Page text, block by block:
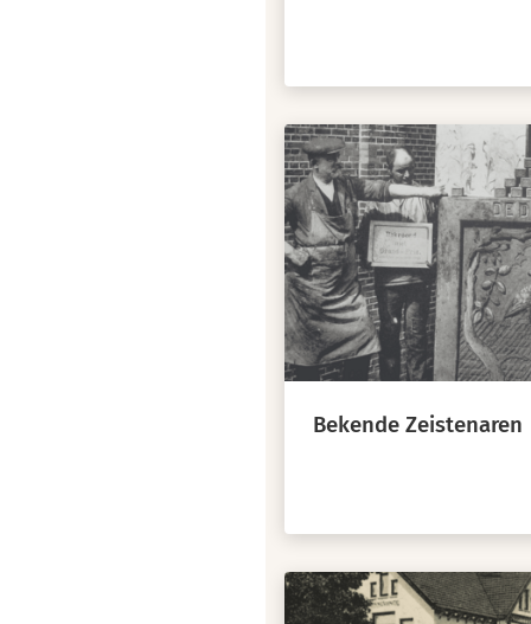
Bekende Zeistenaren